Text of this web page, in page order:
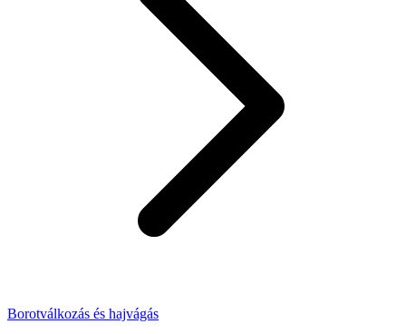
Borotválkozás és hajvágás